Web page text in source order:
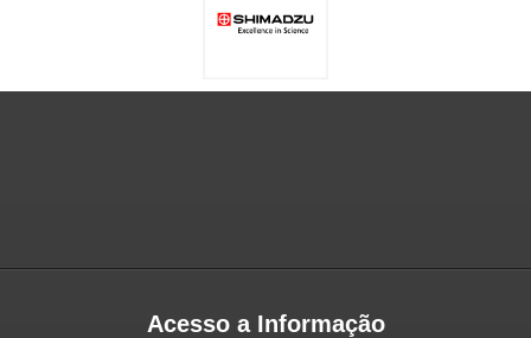
Acesso a Informação